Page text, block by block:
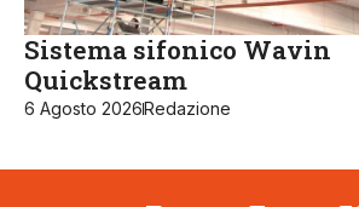
Sistema sifonico Wavin
Quickstream
6 Agosto 2026Redazione